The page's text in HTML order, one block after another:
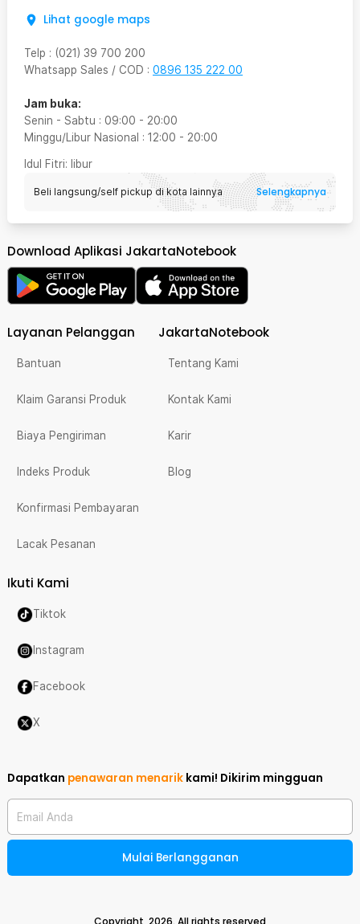
Lihat google maps
Telp : (021) 39 700 200
Whatsapp Sales / COD : 0896 135 222 00
Jam buka:
Senin - Sabtu : 09:00 - 20:00
Minggu/Libur Nasional : 12:00 - 20:00
Idul Fitri: libur
Beli langsung/self pickup di kota lainnya Selengkapnya
Download Aplikasi JakartaNotebook
Layanan Pelanggan
Bantuan
Klaim Garansi Produk
Biaya Pengiriman
Indeks Produk
Konfirmasi Pembayaran
Lacak Pesanan
JakartaNotebook
Tentang Kami
Kontak Kami
Karir
Blog
Ikuti Kami
Tiktok
Instagram
Facebook
X
Dapatkan penawaran menarik kami! Dikirim mingguan
Email Anda
Mulai Berlangganan
Copyright, 2026. All rights reserved